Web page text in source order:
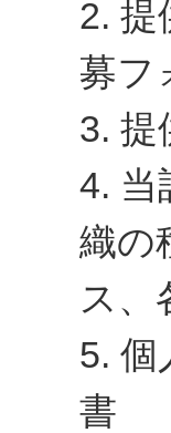
2. 提
募フ
3. 提
4. 当
織の
ス、
5. 個
書